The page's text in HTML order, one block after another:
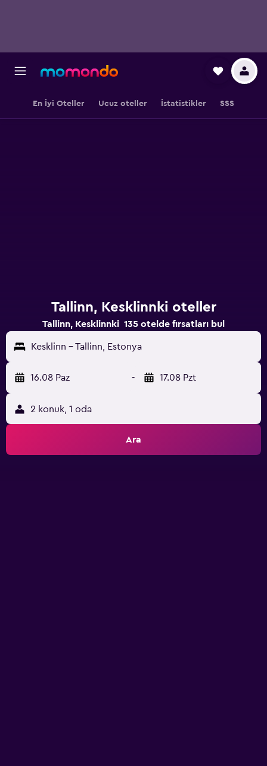
En İyi Oteller Ucuz oteller İstatistikler SSS
Tallinn, Kesklinnki oteller
Tallinn, Kesklinnki 135 otelde fırsatları bul
Kesklinn - Tallinn, Estonya
16.08 Paz - 17.08 Pzt
2 konuk, 1 oda
Ara